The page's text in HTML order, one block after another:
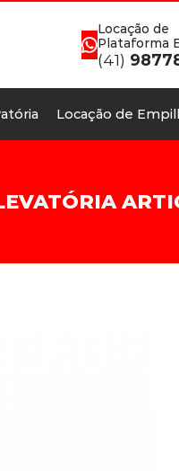
Locação de
Plataforma
(41)
Locação de